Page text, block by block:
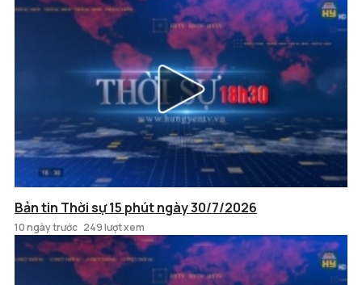
Bản tin Thời sự 15 phút ngày 30/7/2026
10 ngày trước 249 lượt xem